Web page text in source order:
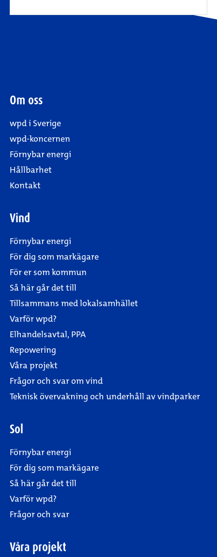
Om oss
wpd i Sverige
wpd-koncernen
Förnybar energi
Hållbarhet
Kontakt
Vind
Förnybar energi
För dig som markägare
För er som kommun
Så här går det till
Tillsammans med lokalsamhället
Varför wpd?
Elhandelsavtal, PPA
Repowering
Våra projekt
Frågor och svar om vind
Teknisk övervakning och underhåll av vindparker
Sol
Förnybar energi
För dig som markägare
Så här går det till
Varför wpd?
Frågor och svar
Våra projekt